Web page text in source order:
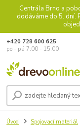
Centrála Brno a
dodáváme do 5. dní.
+420 728 600 625
po - pá 7:00 - 15:00
Úvod Spojovací materiál